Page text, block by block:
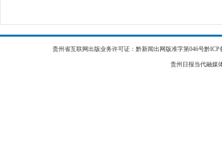
贵州省互联网出版业务许可证：黔新闻出网版准字第046号黔ICP
贵州日报当代融媒